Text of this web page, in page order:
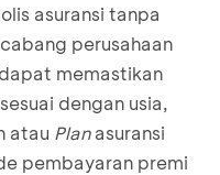
asuransi tanpa
perusahaan
memastikan
dengan usia,
atau Planasuransi
pembayaran premi